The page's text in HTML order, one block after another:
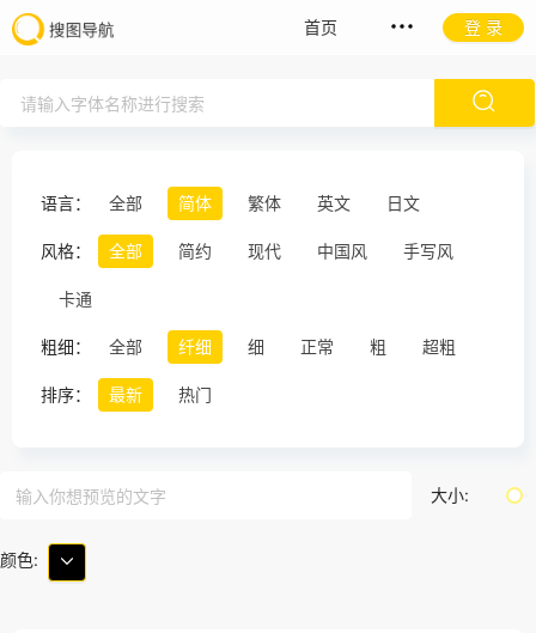
首页 登 录
语言： 全部 简体 繁体 英文 日文
风格： 全部 简约 现代 中国风 手写风
卡通
粗细： 全部 纤细 细 正常 粗 超粗
排序： 最新 热门
大小:
颜色: